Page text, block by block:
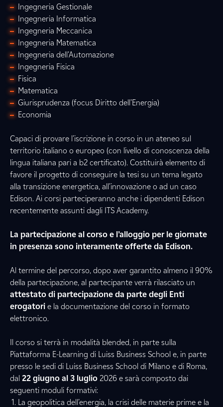
Ingegneria Gestionale
Ingegneria Informatica
Ingegneria Meccanica
Ingegneria Matematica
Ingegneria dell’Automazione
Ingegneria Fisica
Fisica
Matematica
Giurisprudenza (focus Diritto dell’Energia)
Economia
Capaci di provare l’iscrizione in corso in un ateneo sul
territorio italiano o europeo (con livello di conoscenza della
lingua italiana pari a b2 certificato). Costituirà elemento di
favore il progetto di conseguire la tesi su un tema legato
alla transizione energetica, all’innovazione o ad un caso
Edison. Ai corsi parteciperanno anche i dipendenti Edison
recentemente assunti dagli ITS Academy.
La partecipazione al corso e l’alloggio per le giornate
in presenza sono interamente offerte da Edison.
Al termine del percorso, dopo aver garantito almeno il 90%
della partecipazione, al partecipante verrà rilasciato un
attestato di partecipazione da parte degli Enti
erogatori e la documentazione del corso in formato
elettronico.
Il corso si terrà in modalità blended, in parte sulla
Piattaforma E-Learning di Luiss Business School e, in parte
presso le sedi di Luiss Business School di Milano e di Roma,
dal 22 giugno al 3 luglio 2026 e sarà composto dai
seguenti moduli formativi:
La geopolitica dell’energia, la crisi delle materie prime e la